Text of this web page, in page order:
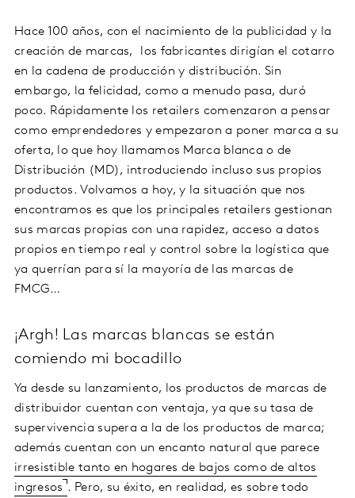
Hace 100 años, con el nacimiento de la publicidad y la
creación de marcas, los fabricantes dirigían el cotarro
en la cadena de producción y distribución. Sin
embargo, la felicidad, como a menudo pasa, duró
poco. Rápidamente los retailers comenzaron a pensar
como emprendedores y empezaron a poner marca a su
oferta, lo que hoy llamamos Marca blanca o de
Distribución (MD), introduciendo incluso sus propios
productos. Volvamos a hoy, y la situación que nos
encontramos es que los principales retailers gestionan
sus marcas propias con una rapidez, acceso a datos
propios en tiempo real y control sobre la logística que
ya querrían para sí la mayoría de las marcas de
FMCG…
¡Argh! Las marcas blancas se están
comiendo mi bocadillo
Ya desde su lanzamiento, los productos de marcas de
distribuidor cuentan con ventaja, ya que su tasa de
supervivencia supera a la de los productos de marca;
además cuentan con un encanto natural que parece
irresistible tanto en hogares de bajos como de altos
ingresos . Pero, su éxito, en realidad, es sobre todo